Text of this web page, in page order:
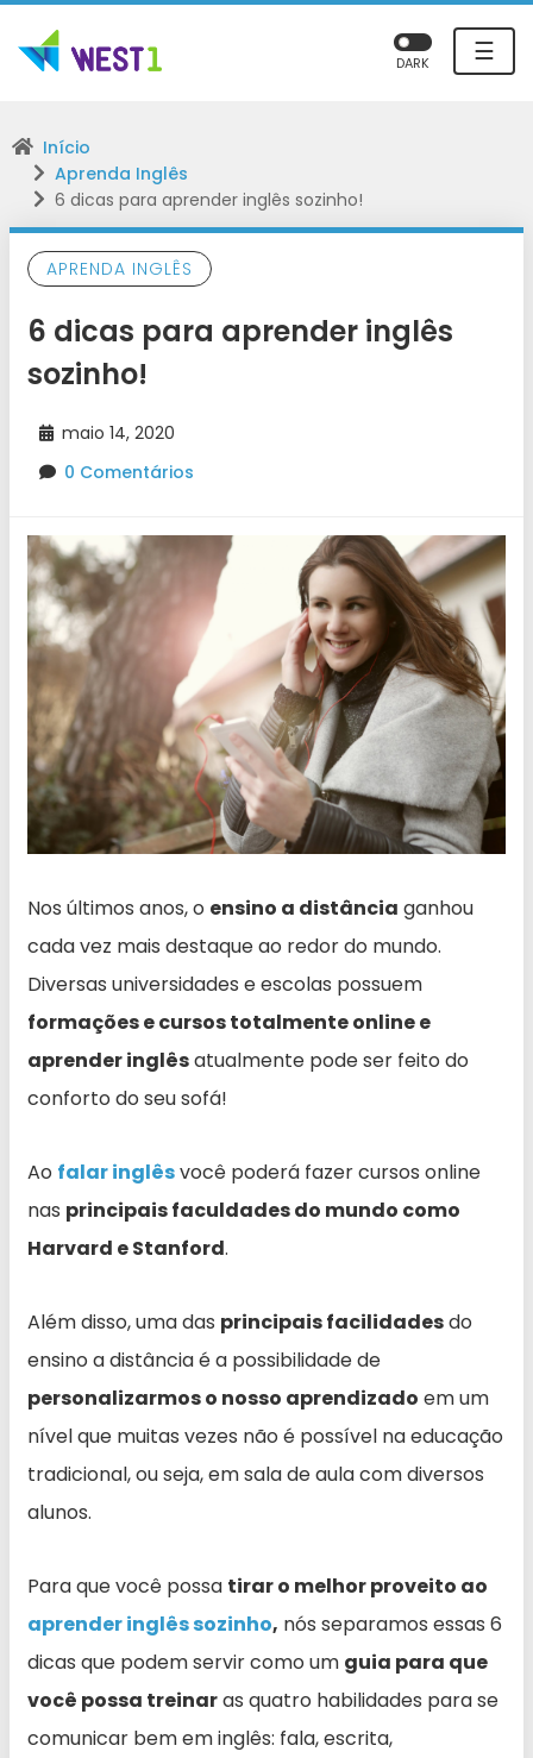
☰
DARK
Início
Aprenda Inglês
6 dicas para aprender inglês sozinho!
APRENDA INGLÊS
6 dicas para aprender inglês
sozinho!
maio 14, 2020
0 Comentários
Nos últimos anos, o ensino a distância ganhou
cada vez mais destaque ao redor do mundo.
Diversas universidades e escolas possuem
formações e cursos totalmente online e
aprender inglêsatualmente pode ser feito do
conforto do seu sofá!
Ao falar inglêsvocê poderá fazer cursos online
nas principais faculdades do mundo como
Harvard e Stanford.
Além disso, uma das principais facilidadesdo
ensino a distância é a possibilidade de
personalizarmos o nosso aprendizado em um
nível que muitas vezes não é possível na educação
tradicional, ou seja, em sala de aula com diversos
alunos.
Para que você possa tirar o melhor proveito ao
aprender inglês sozinho, nós separamos essas 6
dicas que podem servir como um guia para que
você possa treinaras quatro habilidades para se
comunicar bem em inglês: fala, escrita,